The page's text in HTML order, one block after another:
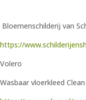
Bloemenschilderij van
https://
Volero
Wasbaar vloerkleed